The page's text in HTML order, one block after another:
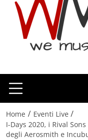
Home / Eventi Live /
I-Days 2020, i Rival
degli Aerosmith e